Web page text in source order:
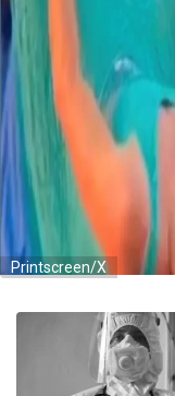
Printscreen/X